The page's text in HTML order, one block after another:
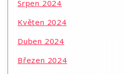
Srpen 2024
Květen 2024
Duben 2024
Březen 2024